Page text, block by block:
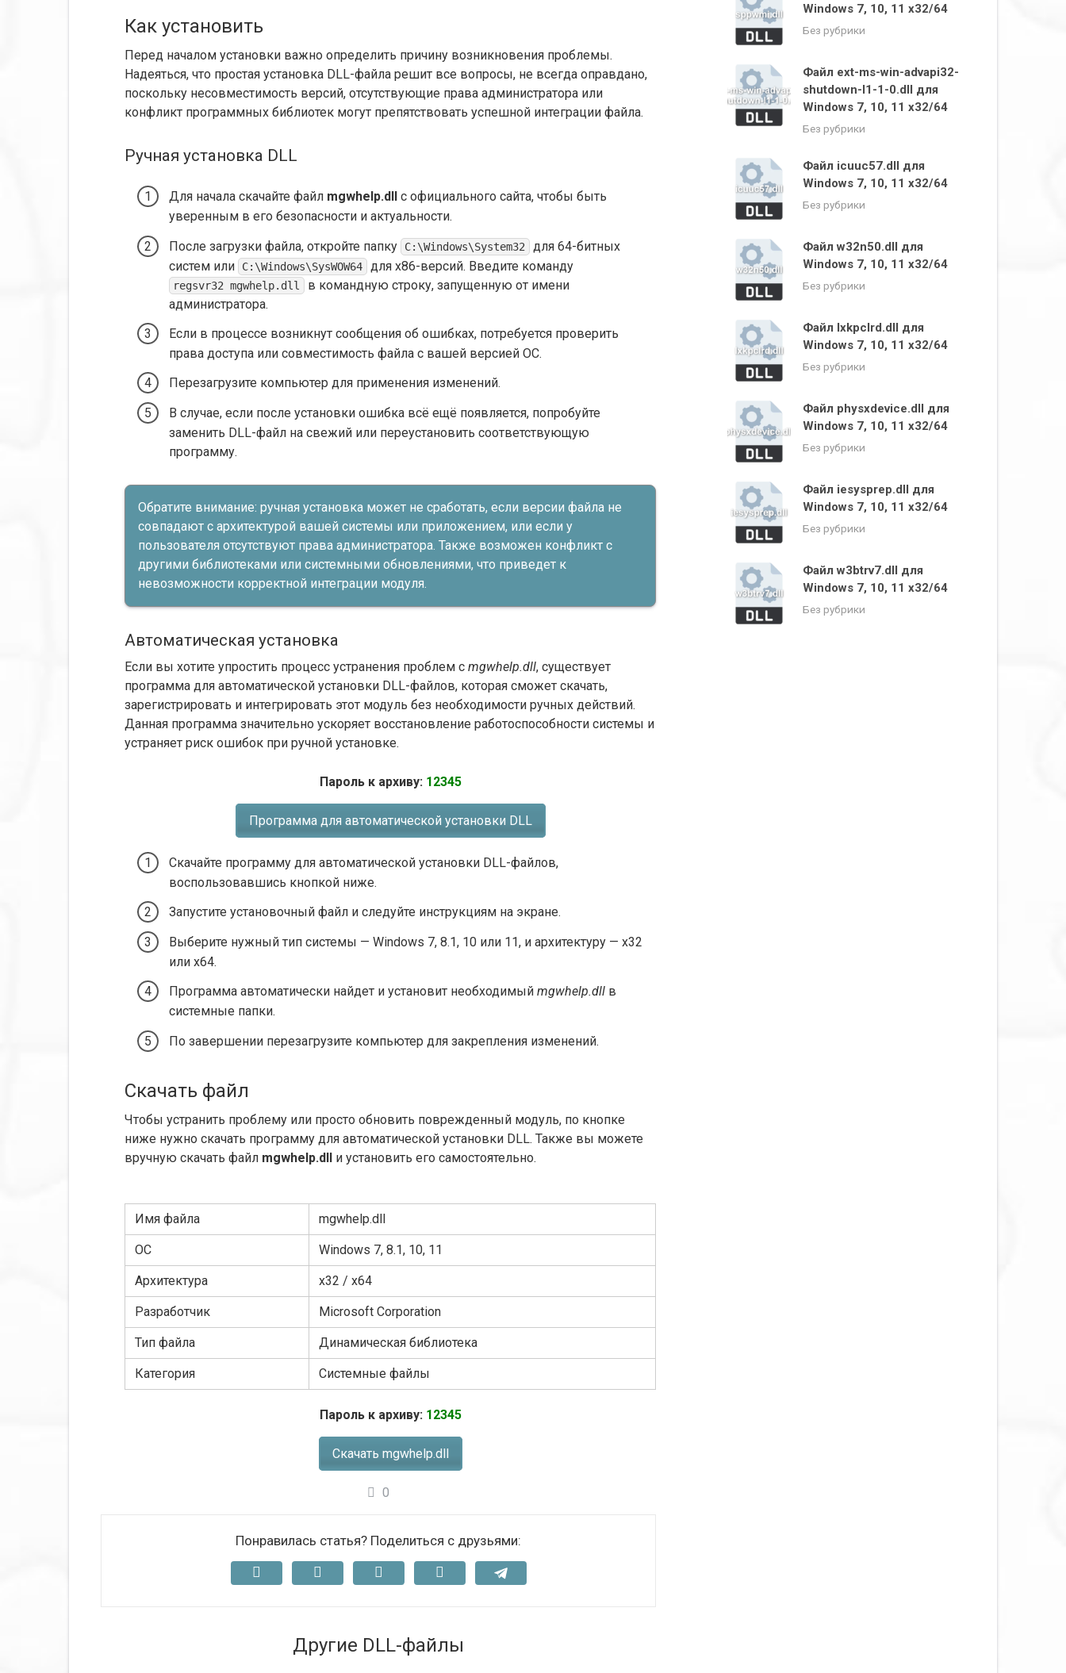
Как установить
Перед началом установки важно определить причину возникновения проблемы.
Надеяться, что простая установка DLL-файла решит все вопросы, не всегда оправдано,
поскольку несовместимость версий, отсутствующие права администратора или
конфликт программных библиотек могут препятствовать успешной интеграции файла.
Ручная установка DLL
Для начала скачайте файл mgwhelp.dll
с официального сайта, чтобы быть
уверенным в его безопасности и актуальности.
После загрузки файла, откройте папку
C:\Windows\System32
для 64-битных
систем или
C:\Windows\SysWOW64 для x86-версий. Введите команду
regsvr32 mgwhelp.dll
в командную строку, запущенную от имени
администратора.
Если в процессе возникнут сообщения об ошибках, потребуется проверить
права доступа или совместимость файла с вашей версией ОС.
Перезагрузите компьютер для применения изменений.
В случае, если после установки ошибка всё ещё появляется, попробуйте
заменить DLL-файл на свежий или переустановить соответствующую
программу.
Обратите внимание: ручная установка может не сработать, если версии файла не
совпадают с архитектурой вашей системы или приложением, или если у
пользователя отсутствуют права администратора. Также возможен конфликт с
другими библиотеками или системными обновлениями, что приведет к
невозможности корректной интеграции модуля.
Автоматическая установка
Если вы хотите упростить процесс устранения проблем с mgwhelp.dll, существует
программа для автоматической установки DLL-файлов, которая сможет скачать,
зарегистрировать и интегрировать этот модуль без необходимости ручных действий.
Данная программа значительно ускоряет восстановление работоспособности системы и
устраняет риск ошибок при ручной установке.
Пароль к архиву: 12345
Программа для автоматической установки DLL
Скачайте программу для автоматической установки DLL-файлов,
воспользовавшись кнопкой ниже.
Запустите установочный файл и следуйте инструкциям на экране.
Выберите нужный тип системы — Windows 7, 8.1, 10 или 11, и архитектуру — x32
или x64.
Программа автоматически найдет и установит необходимый mgwhelp.dll в
системные папки.
По завершении перезагрузите компьютер для закрепления изменений.
Скачать файл
Чтобы устранить проблему или просто обновить поврежденный модуль, по кнопке
ниже нужно скачать программу для автоматической установки DLL. Также вы можете
вручную скачать файл mgwhelp.dll и установить его самостоятельно.
Имя файла mgwhelp.dll
ОС Windows 7, 8.1, 10, 11
Архитектура x32 / x64
Разработчик Microsoft Corporation
Тип файла Динамическая библиотека
Категория Системные файлы
Пароль к архиву: 12345
Скачать mgwhelp.dll
0
Понравилась статья? Поделиться с друзьями:
Другие DLL-файлы
Windows 7, 10, 11 x32/64
Без рубрики
Файл ext-ms-win-advapi32-
shutdown-l1-1-0.dll для
Windows 7, 10, 11 x32/64
Без рубрики
Файл icuuc57.dll для
Windows 7, 10, 11 x32/64
Без рубрики
Файл w32n50.dll для
Windows 7, 10, 11 x32/64
Без рубрики
Файл lxkpclrd.dll для
Windows 7, 10, 11 x32/64
Без рубрики
Файл physxdevice.dll для
Windows 7, 10, 11 x32/64
Без рубрики
Файл iesysprep.dll для
Windows 7, 10, 11 x32/64
Без рубрики
Файл w3btrv7.dll для
Windows 7, 10, 11 x32/64
Без рубрики